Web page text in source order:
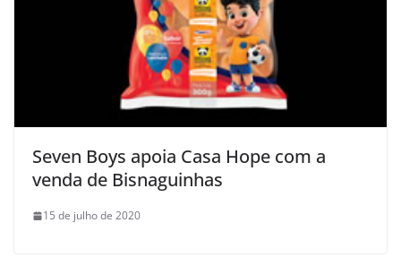
Seven Boys apoia Casa Hope com a
venda de Bisnaguinhas
15 de julho de 2020